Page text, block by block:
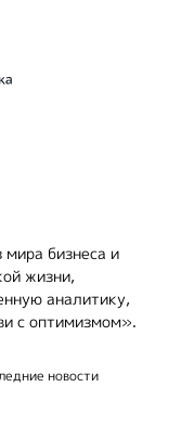
бизнеса и
жизни,
аналитику,
с оптимизмом».
новости